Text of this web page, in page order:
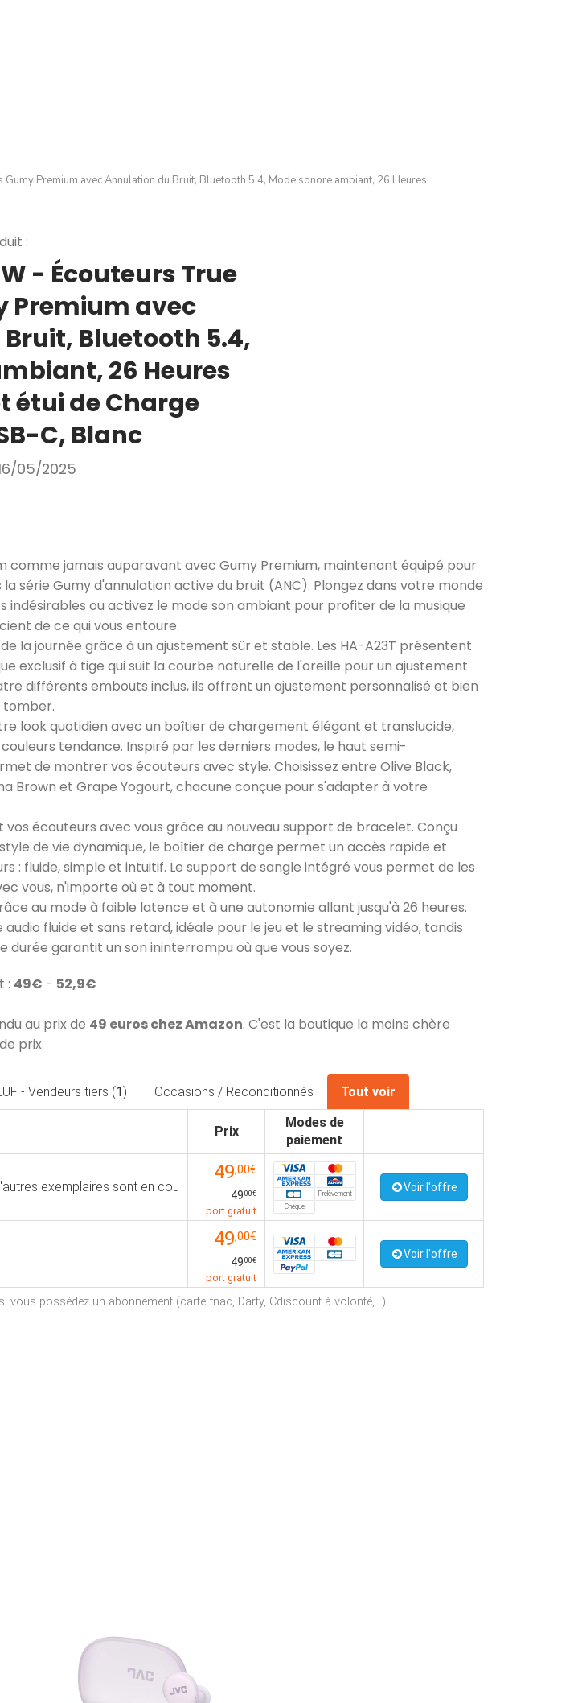
Premium avec Annulation du Bruit, Bluetooth 5.4, Mode sonore ambiant, 26 Heures
:
- Écouteurs True
Premium avec
Bluetooth 5.4,
26 Heures
étui de Charge
C, Blanc
05/2025
comme jamais auparavant avec Gumy Premium, maintenant équipé pour
série Gumy d'annulation active du bruit (ANC). Plongez dans votre monde
indésirables ou activez le mode son ambiant pour profiter de la musique
de ce qui vous entoure.
la journée grâce à un ajustement sûr et stable. Les HA-A23T présentent
exclusif à tige qui suit la courbe naturelle de l'oreille pour un ajustement
différents embouts inclus, ils offrent un ajustement personnalisé et bien
tomber.
look quotidien avec un boîtier de chargement élégant et translucide,
tendance. Inspiré par les derniers modes, le haut semi-
de montrer vos écouteurs avec style. Choisissez entre Olive Black,
Brown et Grape Yogourt, chacune conçue pour s'adapter à votre
écouteurs avec vous grâce au nouveau support de bracelet. Conçu
de vie dynamique, le boîtier de charge permet un accès rapide et
: fluide, simple et intuitif. Le support de sangle intégré vous permet de les
vous, n'importe où et à tout moment.
au mode à faible latence et à une autonomie allant jusqu'à 26 heures.
audio fluide et sans retard, idéale pour le jeu et le streaming vidéo, tandis
durée garantit un son ininterrompu où que vous soyez.
: 49€ - 52,9€
au prix de 49 euros chez Amazon. C'est la boutique la moins chère
prix.
- Vendeurs tiers (1) Occasions / Reconditionnés Tout voir
Prix
Modes de
paiement
exemplaires sont en cou
49,00€
49,00€
port gratuit
Prélèvement
Chèque
Voir l'offre
49,00€
49,00€
port gratuit
Voir l'offre
possédez un abonnement (carte fnac, Darty, Cdiscount à volonté,...)